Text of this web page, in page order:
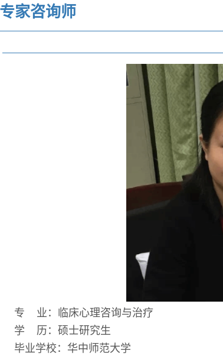
专家咨询师
专 业：临床心理咨询与治疗
学 历：硕士研究生
毕业学校：华中师范大学